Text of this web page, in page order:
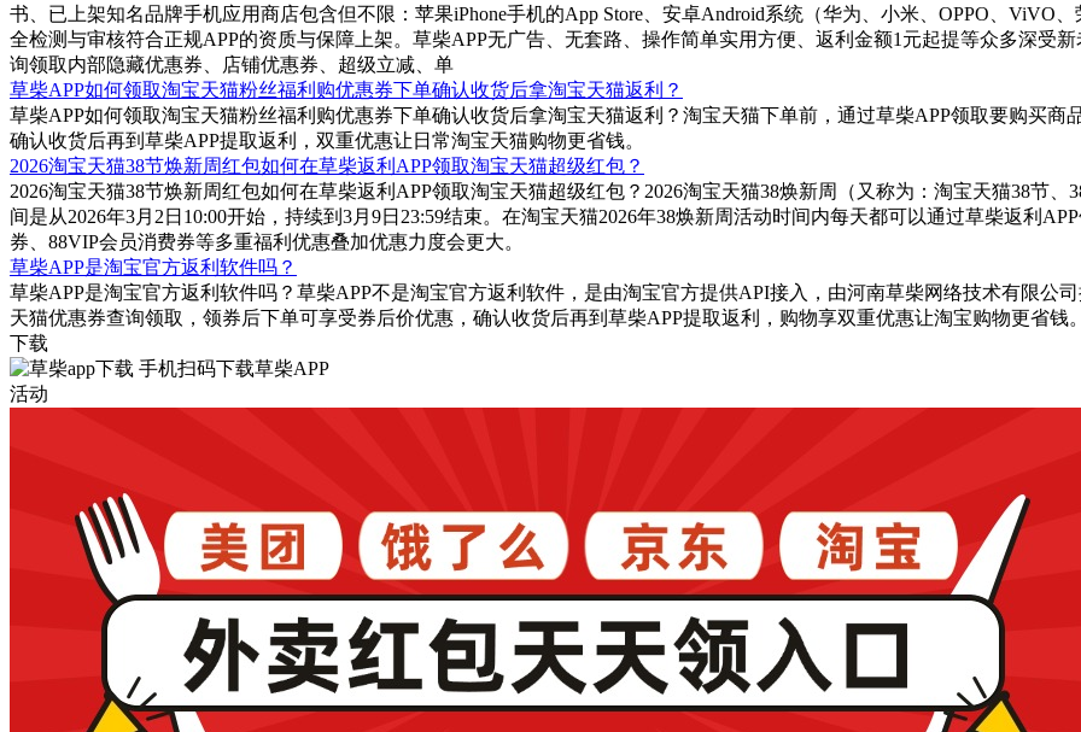
书、已上架知名品牌手机应用商店包含但不限：苹果iPhone手机的App Store、安卓Android系统（华为、小米、OPPO、ViVO
全检测与审核符合正规APP的资质与保障上架。草柴APP无广告、无套路、操作简单实用方便、返利金额1元起提等众多深受
询领取内部隐藏优惠券、店铺优惠券、超级立减、单
草柴APP如何领取淘宝天猫粉丝福利购优惠券下单确认收货后拿淘宝天猫返利？
草柴APP如何领取淘宝天猫粉丝福利购优惠券下单确认收货后拿淘宝天猫返利？淘宝天猫下单前，通过草柴APP领取要购买
确认收货后再到草柴APP提取返利，双重优惠让日常淘宝天猫购物更省钱。
2026淘宝天猫38节焕新周红包如何在草柴返利APP领取淘宝天猫超级红包？
2026淘宝天猫38节焕新周红包如何在草柴返利APP领取淘宝天猫超级红包？2026淘宝天猫38焕新周（又称为：淘宝天猫38节
间是从2026年3月2日10:00开始，持续到3月9日23:59结束。在淘宝天猫2026年38焕新周活动时间内每天都可以通过草柴返利
券、88VIP会员消费券等多重福利优惠叠加优惠力度会更大。
草柴APP是淘宝官方返利软件吗？
草柴APP是淘宝官方返利软件吗？草柴APP不是淘宝官方返利软件，是由淘宝官方提供API接入，由河南草柴网络技术有限公
天猫优惠券查询领取，领券后下单可享受券后价优惠，确认收货后再到草柴APP提取返利，购物享双重优惠让淘宝购物更省钱
下载
手机扫码下载草柴APP
活动